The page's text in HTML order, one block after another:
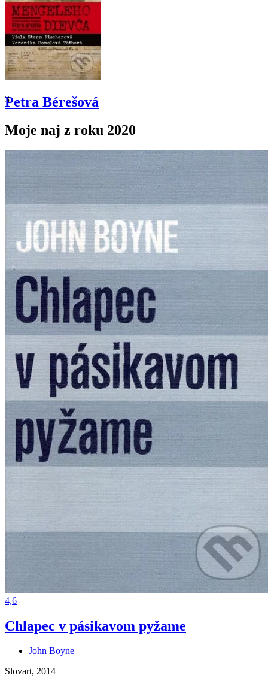
3
Petra Bérešová
Moje naj z roku 2020
4,6
Chlapec v pásikavom pyžame
John Boyne
Slovart, 2014